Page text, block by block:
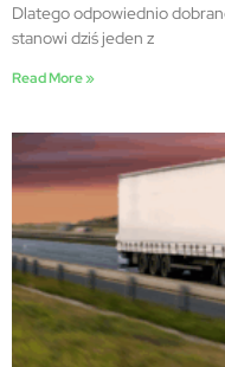
Dlatego odpowiednio
stanowi dziś jeden z
Read More »